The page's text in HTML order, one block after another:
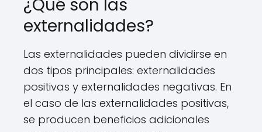
¿Qué son las
externalidades?
Las externalidades pueden dividirse en
dos tipos principales: externalidades
positivas y externalidades negativas. En
el caso de las externalidades positivas,
se producen beneficios adicionales